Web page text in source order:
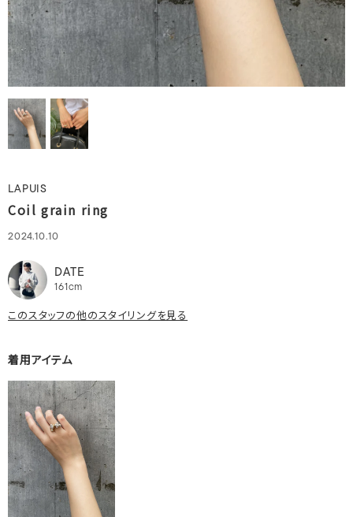
LAPUIS
Coil grain ring
2024.10.10
DATE
161cm
このスタッフの他のスタイリングを見る
着用アイテム